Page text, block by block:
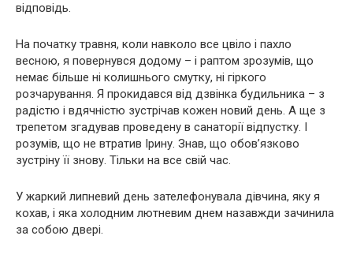
відповідь.
На початку травня, коли навколо все цвіло і пахло
весною, я повернувся додому – і раптом зрозумів, що
немає більше ні колишнього смутку, ні гіркого
розчарування. Я прокидався від дзвінка будильника – з
радістю і вдячністю зустрічав кожен новий день. А ще з
трепетом згадував проведену в санаторії відпустку. І
розумів, що не втратив Ірину. Знав, що обов’язково
зустріну її знову. Тільки на все свій час.
У жаркий липневий день зателефонувала дівчина, яку я
кохав, і яка холодним лютневим днем ​​назавжди зачинила
за собою двері.